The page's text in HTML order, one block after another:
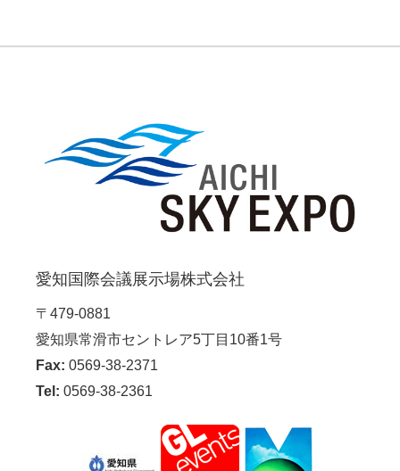
愛知国際会議展示場株式会社
〒479-0881
愛知県常滑市セントレア5丁目10番1号
Fax: 0569-38-2371
Tel: 0569-38-2361